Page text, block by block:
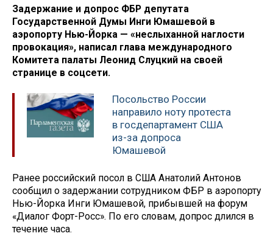
Задержание и допрос ФБР депутата
Государственной Думы Инги Юмашевой в
аэропорту Нью-Йорка — «неслыханной наглости
провокация», написал глава международного
Комитета палаты Леонид Слуцкий на своей
странице в соцсети.
Посольство России
направило ноту протеста
в госдепартамент США
из-за допроса
Юмашевой
Ранее российский посол в США Анатолий Антонов
сообщил о задержании сотрудником ФБР в аэропорту
Нью-Йорка Инги Юмашевой, прибывшей на форум
«Диалог Форт-Росс». По его словам, допрос длился в
течение часа.